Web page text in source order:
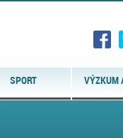
SPORT VÝZKUM